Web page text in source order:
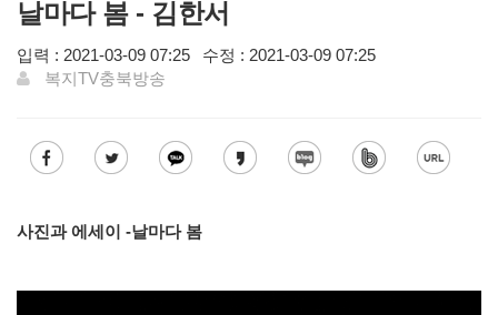
날마다 봄 - 김한서
입력 : 2021-03-09 07:25
수정 : 2021-03-09 07:25
복지TV충북방송
사진과 에세이 -날마다 봄